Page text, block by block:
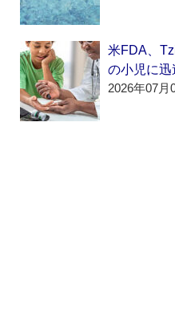
米FDA、
の小児に迅
2026年07月